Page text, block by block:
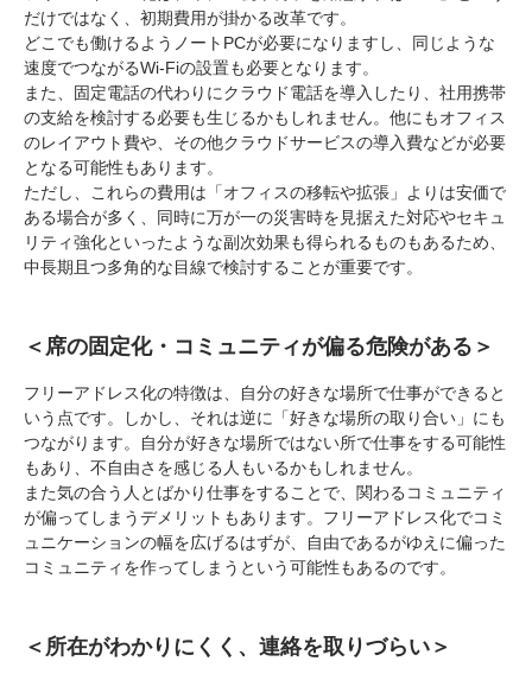
だけではなく、初期費用が掛かる改革です。
どこでも働けるようノートPCが必要になりますし、同じような
速度でつながるWi-Fiの設置も必要となります。
また、固定電話の代わりにクラウド電話を導入したり、社用携帯
の支給を検討する必要も生じるかもしれません。他にもオフィス
のレイアウト費や、その他クラウドサービスの導入費などが必要
となる可能性もあります。
ただし、これらの費用は「オフィスの移転や拡張」よりは安価で
ある場合が多く、同時に万が一の災害時を見据えた対応やセキュ
リティ強化といったような副次効果も得られるものもあるため、
中長期且つ多角的な目線で検討することが重要です。
＜席の固定化・コミュニティが偏る危険がある＞
フリーアドレス化の特徴は、自分の好きな場所で仕事ができると
いう点です。しかし、それは逆に「好きな場所の取り合い」にも
つながります。自分が好きな場所ではない所で仕事をする可能性
もあり、不自由さを感じる人もいるかもしれません。
また気の合う人とばかり仕事をすることで、関わるコミュニティ
が偏ってしまうデメリットもあります。フリーアドレス化でコミ
ュニケーションの幅を広げるはずが、自由であるがゆえに偏った
コミュニティを作ってしまうという可能性もあるのです。
＜所在がわかりにくく、連絡を取りづらい＞